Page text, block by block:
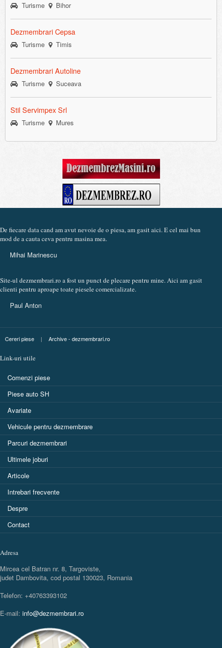
Turisme Bihor
Dezmembrari Cepsa
Turisme Timis
Dezmembrari Autoline
Turisme Suceava
Stil Servimpex Srl
Turisme Mures
De fiecare data cand am avut nevoie de o piesa, am gasit aici. E cel mai bun
mod de a cauta ceva pentru masina mea.
Mihai Marinescu
Site-ul dezmembrari.ro a fost un punct de plecare pentru mine. Aici am gasit
clienti pentru aproape toate piesele comercializate.
Paul Anton
Cereri piese | Archive - dezmembrari.ro
Link-uri utile
Comenzi piese
Piese auto SH
Avariate
Vehicule pentru dezmembrare
Parcuri dezmembrari
Ultimele joburi
Articole
Intrebari frecvente
Despre
Contact
Adresa
Mircea cel Batran nr. 8, Targoviste,
judet Dambovita, cod postal 130023, Romania
Telefon: +40763393102
E-mail: info@dezmembrari.ro